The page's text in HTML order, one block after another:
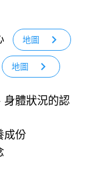
地圖 chevron_right
地圖 chevron_right
身體狀況的認
成份